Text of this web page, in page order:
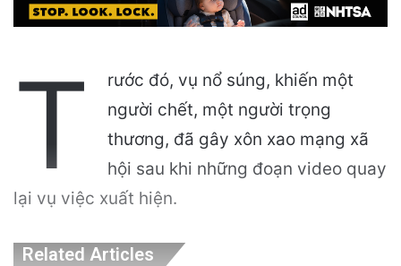
T
rước đó, vụ nổ súng, khiến một
người chết, một người trọng
thương, đã gây xôn xao mạng xã
hội sau khi những đoạn video quay
lại vụ việc xuất hiện.
Related Articles